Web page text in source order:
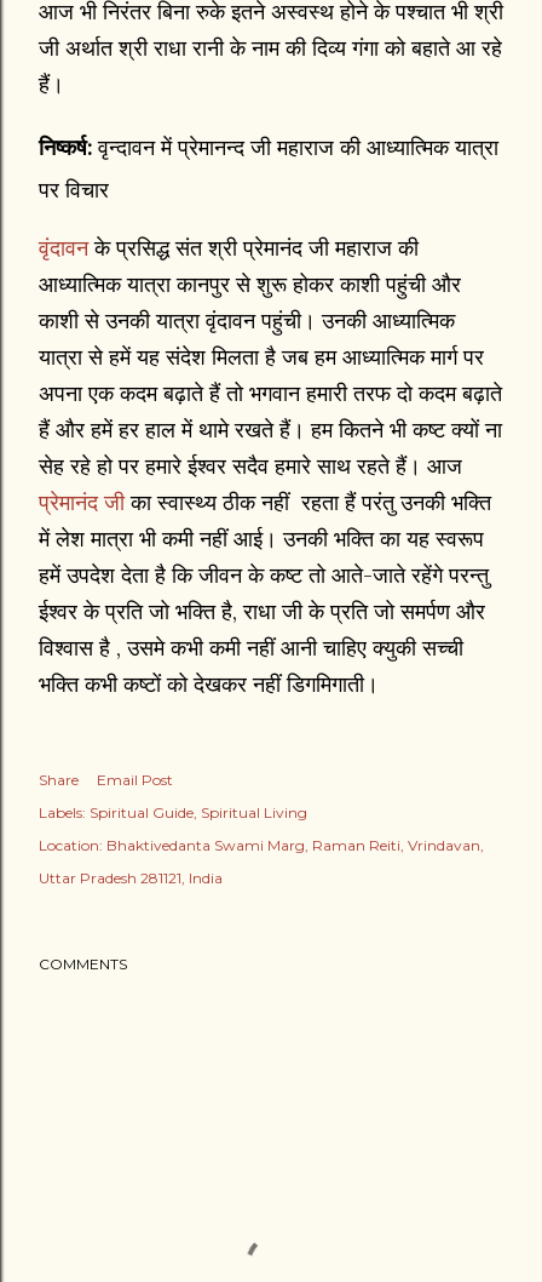
आज भी निरंतर बिना रुके इतने अस्वस्थ होने के पश्चात भी श्री
जी अर्थात श्री राधा रानी के नाम की दिव्य गंगा को बहाते आ रहे
हैं।
निष्कर्ष:वृन्दावन में प्रेमानन्द जी महाराज की आध्यात्मिक यात्रा
पर विचार
वृंदावनके प्रसिद्ध संत श्री प्रेमानंद जी महाराज की
आध्यात्मिक यात्रा कानपुर से शुरू होकर काशी पहुंची और
काशी से उनकी यात्रा वृंदावन पहुंची। उनकी आध्यात्मिक
यात्रा से हमें यह संदेश मिलता है जब हम आध्यात्मिक मार्ग पर
अपना एक कदम बढ़ाते हैं तो भगवान हमारी तरफ दो कदम बढ़ाते
हैं और हमें हर हाल में थामे रखते हैं। हम कितने भी कष्ट क्यों ना
सेह रहे हो पर हमारे ईश्वर सदैव हमारे साथ रहते हैं। आज
प्रेमानंद जीका स्वास्थ्य ठीक नहीं रहता हैं परंतु उनकी भक्ति
में लेश मात्रा भी कमी नहीं आई। उनकी भक्ति का यह स्वरूप
हमें उपदेश देता है कि जीवन के कष्ट तो आते-जाते रहेंगे परन्तु
ईश्वर के प्रति जो भक्ति है, राधा जी के प्रति जो समर्पण और
विश्वास है , उसमे कभी कमी नहीं आनी चाहिए क्युकी सच्ची
भक्ति कभी कष्टों को देखकर नहीं डिगमिगाती।
Share
Email Post
Labels: Spiritual Guide Spiritual Living
Location: Bhaktivedanta Swami Marg, Raman Reiti, Vrindavan,
Uttar Pradesh 281121, India
COMMENTS